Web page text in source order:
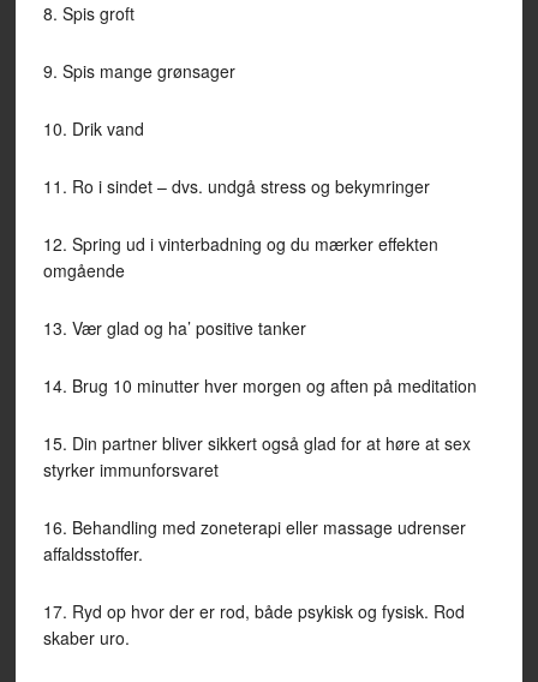
8. Spis groft
9. Spis mange grønsager
10. Drik vand
11. Ro i sindet – dvs. undgå stress og bekymringer
12. Spring ud i vinterbadning og du mærker effekten
omgående
13. Vær glad og ha’ positive tanker
14. Brug 10 minutter hver morgen og aften på meditation
15. Din partner bliver sikkert også glad for at høre at sex
styrker immunforsvaret
16. Behandling med zoneterapi eller massage udrenser
affaldsstoffer.
17. Ryd op hvor der er rod, både psykisk og fysisk. Rod
skaber uro.